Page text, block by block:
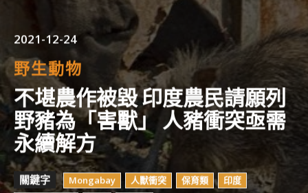
2021-12-24
野生動物
不堪農作被毀 印度農民請願列
野豬為「害獸」 人豬衝突亟需
永續解方
關鍵字 Mongabay 人獸衝突 保育類
印度